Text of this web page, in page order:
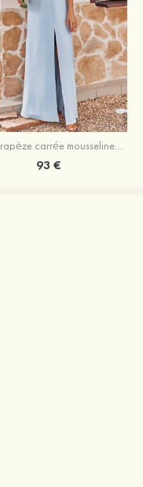
Robe trapèze carrée mousseline ras du sol robe de demoiselle d'honneur
93 €